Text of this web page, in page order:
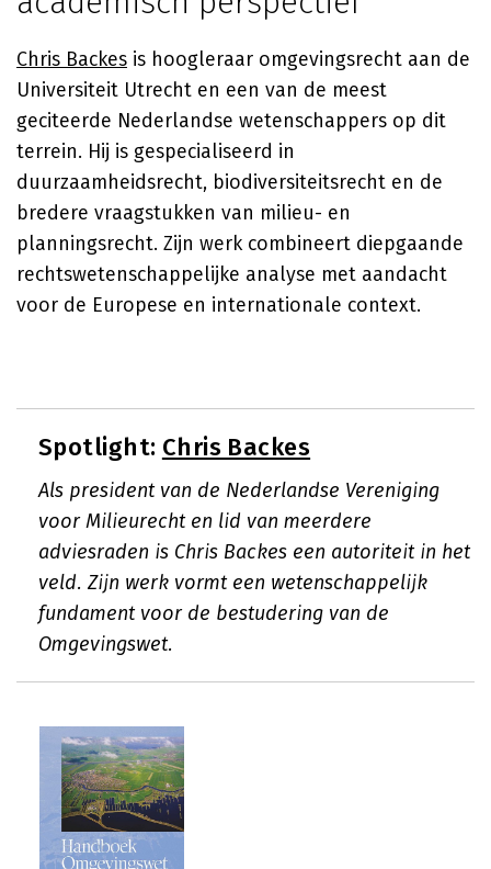
Chris Backes is hoogleraar omgevingsrecht aan de
Universiteit Utrecht en een van de meest
geciteerde Nederlandse wetenschappers op dit
terrein. Hij is gespecialiseerd in
duurzaamheidsrecht, biodiversiteitsrecht en de
bredere vraagstukken van milieu- en
planningsrecht. Zijn werk combineert diepgaande
rechtswetenschappelijke analyse met aandacht
voor de Europese en internationale context.
Spotlight: Chris Backes
Als president van de Nederlandse Vereniging
voor Milieurecht en lid van meerdere
adviesraden is Chris Backes een autoriteit in het
veld. Zijn werk vormt een wetenschappelijk
fundament voor de bestudering van de
Omgevingswet.